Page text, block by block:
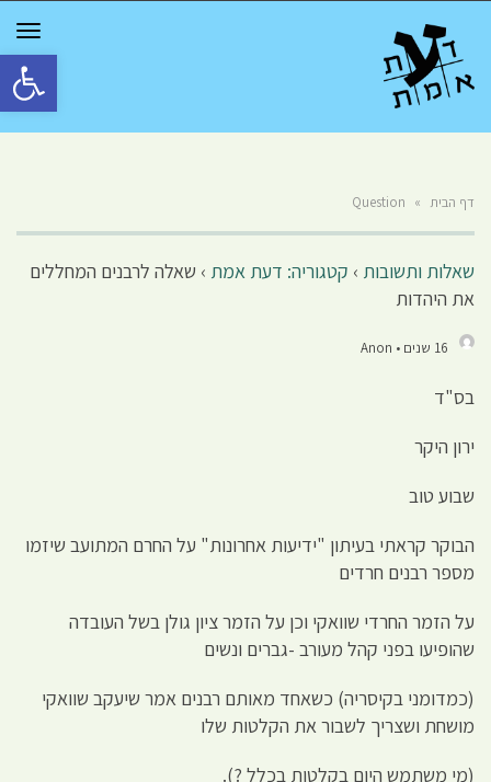
פתח
דף הבית »
Question
שאלות ותשובות › קטגוריה: דעת אמת › שאלה לרבנים המחללים
את היהדות
16 שנים • Anon
בס"ד
ירון היקר
שבוע טוב
הבוקר קראתי בעיתון "ידיעות אחרונות" על החרם המתועב שיזמו
מספר רבנים חרדים
על הזמר החרדי שוואקי וכן על הזמר ציון גולן בשל העובדה
שהופיעו בפני קהל מעורב -גברים ונשים
(כמדומני בקיסריה) כשאחד מאותם רבנים אמר שיעקב שוואקי
מושחת ושצריך לשבור את הקלטות שלו
(מי משתמש היום בקלטות בכלל ?).